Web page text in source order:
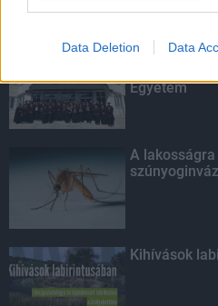
Data Deletion Data
Egyetem
A
Kihívások